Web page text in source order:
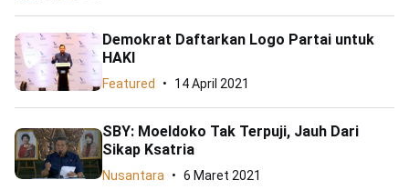
Demokrat Daftarkan Logo Partai untuk
HAKI
Featured 14 April 2021
SBY: Moeldoko Tak Terpuji, Jauh Dari
Sikap Ksatria
Nusantara 6 Maret 2021